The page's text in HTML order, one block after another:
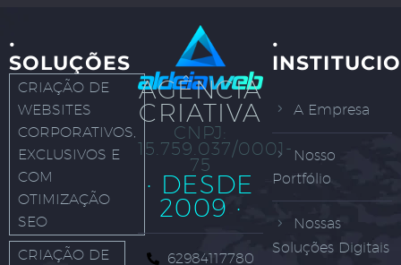
·
SOLUÇÕES
CRIAÇÃO DE
WEBSITES
CORPORATIVOS,
EXCLUSIVOS E
COM
OTIMIZAÇÃO
SEO
CRIAÇÃO DE
AGÊNCIA
CRIATIVA
CNPJ:
15.759.037/0001-
75
· DESDE
2009 ·
62984117780
·
A Empresa
Nosso
Portfólio
Nossas
Soluções Digitais